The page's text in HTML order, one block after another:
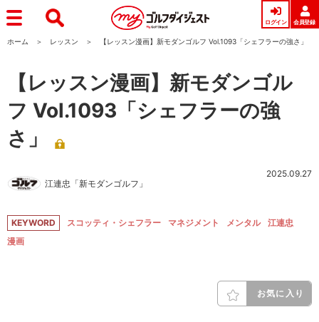
ログイン 会員登録
ホーム レッスン 【レッスン漫画】新モダンゴルフ Vol.1093「シェフラーの強さ」
【レッスン漫画】新モダンゴル
フ Vol.1093「シェフラーの強
さ」
江連忠「新モダンゴルフ」
2025.09.27
KEYWORD スコッティ・シェフラー マネジメント メンタル
江連忠
漫画
お気に入り